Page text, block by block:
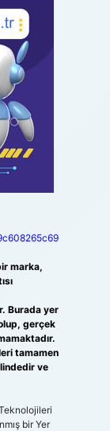
marka,
Burada yer
gerçek
tamamen
ve
bir Yer